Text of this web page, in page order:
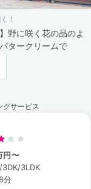
！
野に咲く花の品のよ
タークリームで
グサービス
円〜
3LDK
分